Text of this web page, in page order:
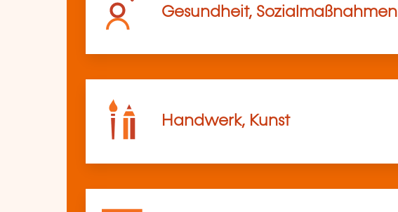
Gesundheit, Sozialmaßnahmen
Handwerk, Kunst